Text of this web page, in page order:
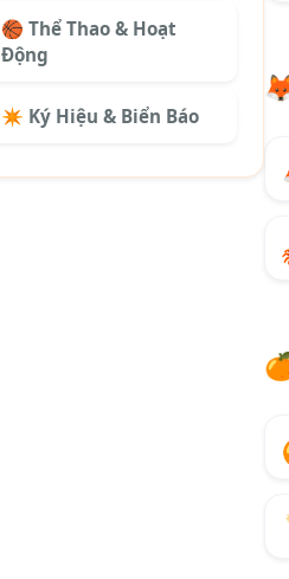
🏀 Thể Thao & Hoạt
Động
✴️ Ký Hiệu & Biển Báo